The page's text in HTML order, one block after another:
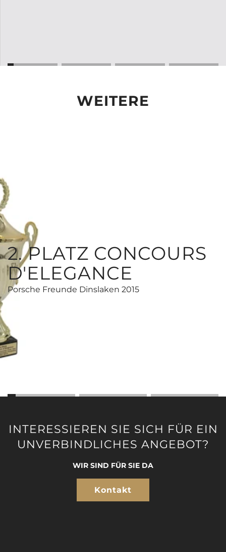
WEITERE
2. PLATZ CONCOURS
D'ELEGANCE
Porsche Freunde Dinslaken 2015
INTERESSIEREN SIE SICH FÜR EIN
UNVERBINDLICHES ANGEBOT?
WIR SIND FÜR SIE DA
Kontakt